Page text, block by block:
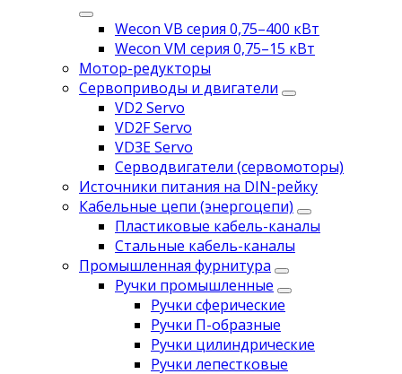
Wecon VB серия 0,75–400 кВт
Wecon VM серия 0,75–15 кВт
Мотор-редукторы
Сервоприводы и двигатели
VD2 Servo
VD2F Servo
VD3E Servo
Серводвигатели (сервомоторы)
Источники питания на DIN-рейку
Кабельные цепи (энергоцепи)
Пластиковые кабель-каналы
Стальные кабель-каналы
Промышленная фурнитура
Ручки промышленные
Ручки сферические
Ручки П-образные
Ручки цилиндрические
Ручки лепестковые